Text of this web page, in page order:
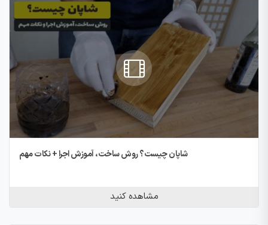
شاپان چیست؟ روش ساخت، آموزش اجرا + نکات مهم
مشاهده کنید